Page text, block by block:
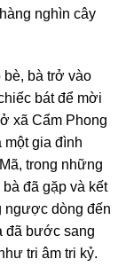
nghìn cây
bè, bà trở vào
bát để mời
xã Cẩm Phong
một gia đình
trong những
đã gặp và kết
ngược dòng đến
đã bước sang
tri âm tri kỷ.